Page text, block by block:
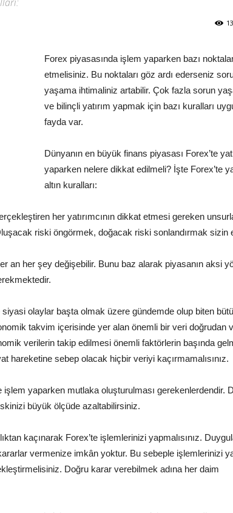
Forex piyasasında işlem yaparken bazı
etmelisiniz. Bu noktaları göz ardı ederseniz
yaşama ihtimaliniz artabilir. Çok fazla sorun
ve bilinçli yatırım yapmak için bazı kuralları
fayda var.
Dünyanın en büyük finans piyasası Forex’te
yaparken nelere dikkat edilmeli? İşte Forex’te
altın kuralları:
her yatırımcının dikkat etmesi gereken
riski öngörmek, doğacak riski sonlandırmak sizin
an her şey değişebilir. Bunu baz alarak piyasanın aksi
olaylar başta olmak üzere gündemde olup biten
takvim içerisinde yer alan önemli bir veri doğrudan
verilerin takip edilmesi önemli faktörlerin başında
hareketine sebep olacak hiçbir veriyi kaçırmamalısınız.
işlem yaparken mutlaka oluşturulması gerekenlerdendir.
büyük ölçüde azaltabilirsiniz.
kaçınarak Forex’te işlemlerinizi yapmalısınız.
vermenize imkân yoktur. Bu sebeple işlemlerinizi
Doğru karar verebilmek adına her daim